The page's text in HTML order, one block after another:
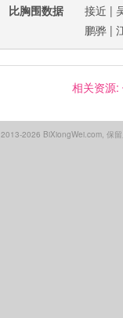
比胸围数据
接近 |
鹏骅 |
相关资源:
2013-2026 BiXiongWei.com, 保